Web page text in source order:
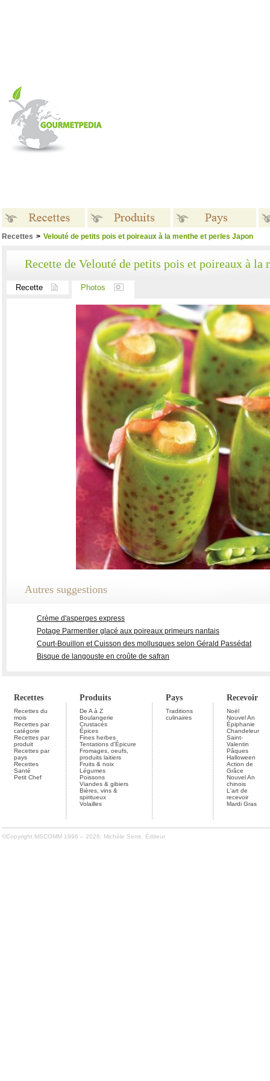
Recettes > Velouté de petits pois et poireaux à la menthe et perles Japon
Recette de Velouté de petits pois et poireaux à la
Recette Photos
Autres suggestions
Crème d'asperges express
Potage Parmentier glacé aux poireaux primeurs nantais
Court-Bouillon et Cuisson des mollusques selon Gérald Passédat
Bisque de langouste en croûte de safran
Recettes Produits Pays Recevoir
Recettes du
mois
Recettes par
catégorie
Recettes par
produit
Recettes par
pays
Recettes
Santé
Petit Chef
De A à Z
Boulangerie
Crustacés
Épices
Fines herbes
Tentations d'Épicure
Fromages, oeufs,
produits laitiers
Fruits & noix
Légumes
Poissons
Viandes & gibiers
Bières, vins &
spiritueux
Volailles
Traditions
culinaires
Noël
Nouvel An
Épiphanie
Chandeleur
Saint-
Valentin
Pâques
Halloween
Action de
Grâce
Nouvel An
chinois
L'art de
recevoir
Mardi Gras
©Copyright MSCOMM 1996 – 2026. Michèle Serre, Éditeur
Recettes Produits